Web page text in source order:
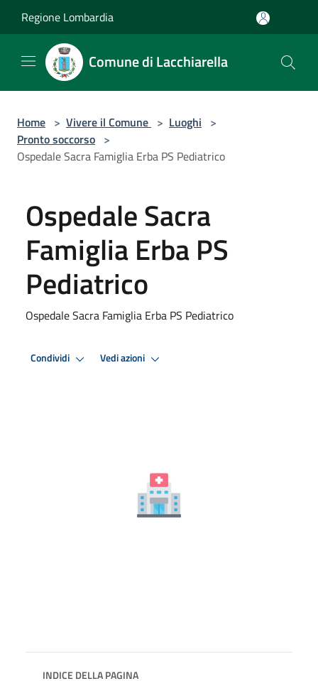
Regione Lombardia
Comune di Lacchiarella
Home > Vivere il Comune > Luoghi >
Pronto soccorso >
Ospedale Sacra Famiglia Erba PS Pediatrico
Ospedale Sacra
Famiglia Erba PS
Pediatrico
Ospedale Sacra Famiglia Erba PS Pediatrico
Condividi Vedi azioni
INDICE DELLA PAGINA